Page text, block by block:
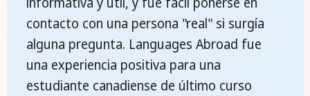
contacto con una persona "real" si surgía
alguna pregunta. Languages Abroad fue
una experiencia positiva para una
estudiante canadiense de último curso